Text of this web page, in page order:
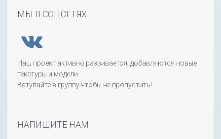
МЫ В СОЦСЕТЯХ
Наш проект активно развивается, добавляются новые
текстуры и модели.
Вступайте в группу чтобы не пропустить!
НАПИШИТЕ НАМ